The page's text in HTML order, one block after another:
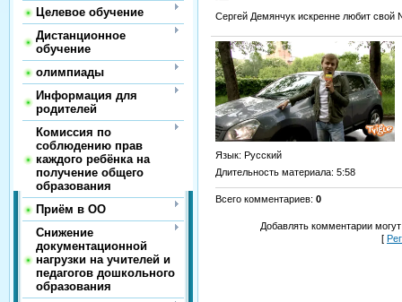
Целевое обучение
Дистанционное
обучение
олимпиады
Информация для
родителей
Комиссия по
соблюдению прав
каждого ребёнка на
получение общего
образования
Приём в ОО
Снижение
документационной
нагрузки на учителей и
педагогов дошкольного
образования
Сергей Демянчук искренне любит свой
Язык: Русский
Длительность материала: 5:58
Всего комментариев: 0
Добавлять комментарии
[